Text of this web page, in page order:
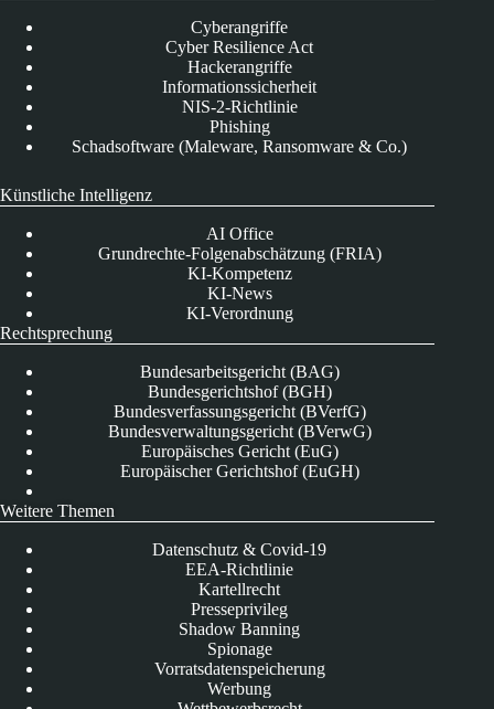
Cyberangriffe
Cyber Resilience Act
Hackerangriffe
Informationssicherheit
NIS-2-Richtlinie
Phishing
Schadsoftware (Maleware, Ransomware & Co.)
Künstliche Intelligenz
AI Office
Grundrechte-Folgenabschätzung (FRIA)
KI-Kompetenz
KI-News
KI-Verordnung
Rechtsprechung
Bundesarbeitsgericht (BAG)
Bundesgerichtshof (BGH)
Bundesverfassungsgericht (BVerfG)
Bundesverwaltungsgericht (BVerwG)
Europäisches Gericht (EuG)
Europäischer Gerichtshof (EuGH)
Weitere Themen
Datenschutz & Covid-19
EEA-Richtlinie
Kartellrecht
Presseprivileg
Shadow Banning
Spionage
Vorratsdatenspeicherung
Werbung